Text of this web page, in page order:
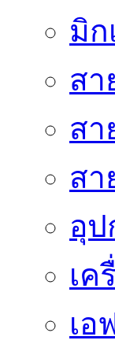
มิก
สา
สา
ส
อุ
เค
เอ